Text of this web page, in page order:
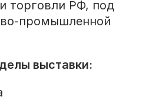
торговли РФ, под
промышленной
выставки: